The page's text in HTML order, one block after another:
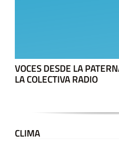
VOCES DESDE LA
LA COLECTIVA RADIO
CLIMA